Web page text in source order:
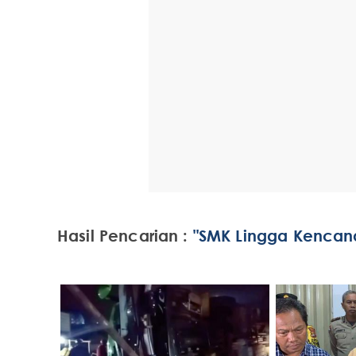
Hasil Pencarian : "SMK Lingga